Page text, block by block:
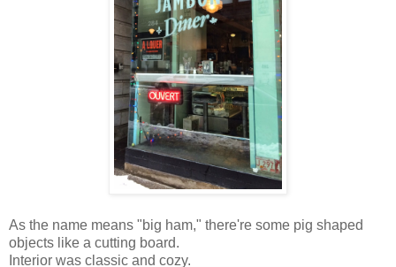
As the name means "big ham," there're some pig shaped
objects like a cutting board.
Interior was classic and cozy.